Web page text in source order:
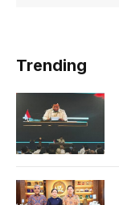
Trending